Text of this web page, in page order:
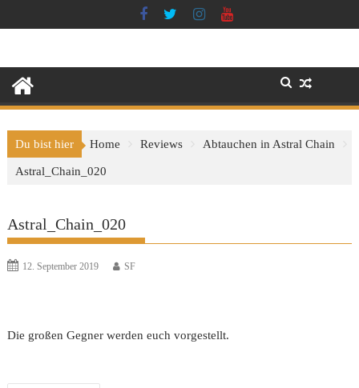
to
Du bist hier Home Reviews Abtauchen in Astral Chain
Astral_Chain_020
Astral_Chain_020
12. September 2019 SF
Die großen Gegner werden euch vorgestellt.